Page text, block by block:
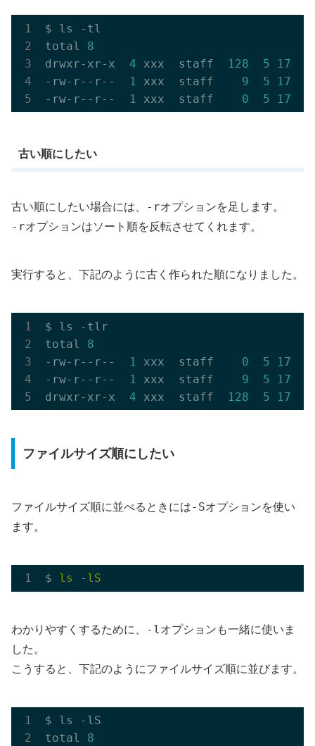
$ ls -tl
total 8
drwxr-xr-x 4 xxx  staff 128 5 17
-rw-r--r--
1 xxx  staff 9 5 17
-rw-r--r--
1 xxx  staff 0 5 17
古い順にしたい
古い順にしたい場合には、 -rオプションを足します。
-rオプションはソート順を反転させてくれます。
実行すると、下記のように古く作られた順になりました。
$ ls -tlr
total 8
-rw-r--r--
1 xxx  staff 0 5 17
-rw-r--r--
1 xxx  staff 9 5 17
drwxr-xr-x 4 xxx  staff 128 5 17
ファイルサイズ順にしたい
ファイルサイズ順に並べるときには-Sオプションを使い
ます。
$ ls - lS
わかりやすくするために、 -lオプションも一緒に使いま
した。
こうすると、下記のようにファイルサイズ順に並びます。
$ ls -lS
total 8